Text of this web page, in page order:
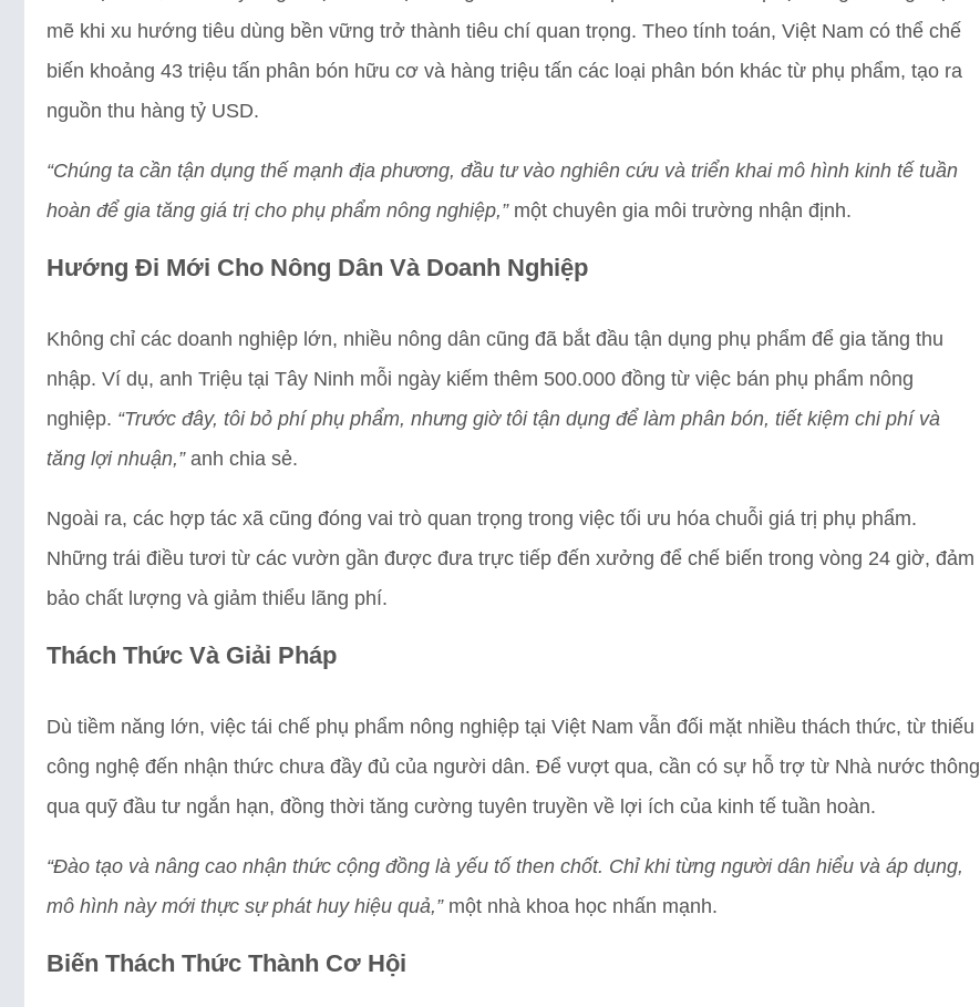
mẽ khi xu hướng tiêu dùng bền vững trở thành tiêu chí quan trọng. Theo tính toán, Việt Nam có thể chế
biến khoảng 43 triệu tấn phân bón hữu cơ và hàng triệu tấn các loại phân bón khác từ phụ phẩm, tạo ra
nguồn thu hàng tỷ USD.
“Chúng ta cần tận dụng thế mạnh địa phương, đầu tư vào nghiên cứu và triển khai mô hình kinh tế tuần
hoàn để gia tăng giá trị cho phụ phẩm nông nghiệp,”một chuyên gia môi trường nhận định.
Hướng Đi Mới Cho Nông Dân Và Doanh Nghiệp
Không chỉ các doanh nghiệp lớn, nhiều nông dân cũng đã bắt đầu tận dụng phụ phẩm để gia tăng thu
nhập. Ví dụ, anh Triệu tại Tây Ninh mỗi ngày kiếm thêm 500.000 đồng từ việc bán phụ phẩm nông
nghiệp. “Trước đây, tôi bỏ phí phụ phẩm, nhưng giờ tôi tận dụng để làm phân bón, tiết kiệm chi phí và
tăng lợi nhuận,”anh chia sẻ.
Ngoài ra, các hợp tác xã cũng đóng vai trò quan trọng trong việc tối ưu hóa chuỗi giá trị phụ phẩm.
Những trái điều tươi từ các vườn gần được đưa trực tiếp đến xưởng để chế biến trong vòng 24 giờ, đảm
bảo chất lượng và giảm thiểu lãng phí.
Thách Thức Và Giải Pháp
Dù tiềm năng lớn, việc tái chế phụ phẩm nông nghiệp tại Việt Nam vẫn đối mặt nhiều thách thức, từ thiếu
công nghệ đến nhận thức chưa đầy đủ của người dân. Để vượt qua, cần có sự hỗ trợ từ Nhà nước thông
qua quỹ đầu tư ngắn hạn, đồng thời tăng cường tuyên truyền về lợi ích của kinh tế tuần hoàn.
“Đào tạo và nâng cao nhận thức cộng đồng là yếu tố then chốt. Chỉ khi từng người dân hiểu và áp dụng,
mô hình này mới thực sự phát huy hiệu quả,”một nhà khoa học nhấn mạnh.
Biến Thách Thức Thành Cơ Hội